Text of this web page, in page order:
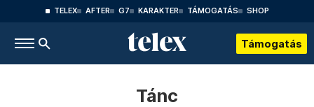
TELEX AFTER G7 KARAKTER TÁMOGATÁS SHOP
Támogatás
Tánc